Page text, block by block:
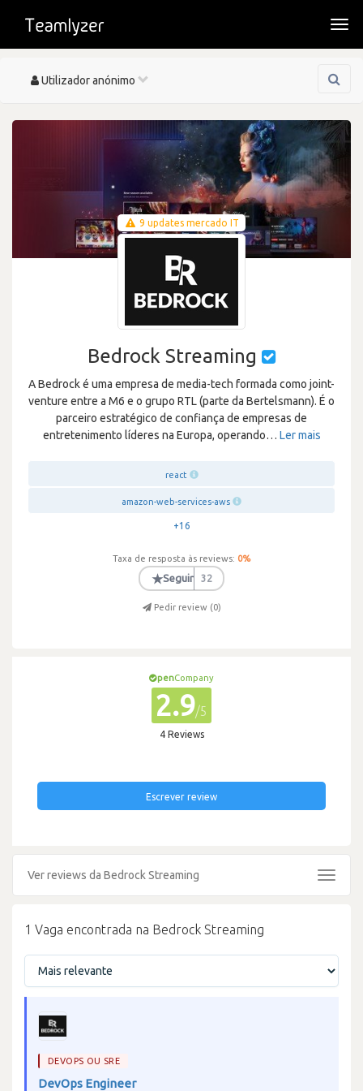
Toggle
Utilizador anónimo
9 updates mercado IT
Bedrock Streaming
A Bedrock é uma empresa de media-tech formada como joint-
venture entre a M6 e o grupo RTL (parte da Bertelsmann). É o
parceiro estratégico de confiança de empresas de
entretenimento líderes na Europa, operando… Ler mais
react
amazon-web-services-aws
+16
Taxa de resposta às reviews: 0%
★Seguir 32
Pedir review (0)
penCompany
2.9/5
4 Reviews
Escrever review
Ver reviews da Bedrock Streaming
Toggle
1 Vaga encontrada na Bedrock Streaming
DEVOPS OU SRE
DevOps Engineer